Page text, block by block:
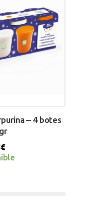
– 4 botes
€